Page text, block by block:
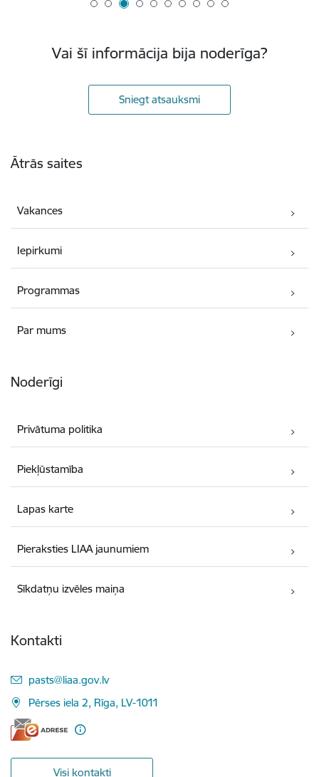
Vai šī informācija bija noderīga?
Sniegt atsauksmi
Ātrās saites
Vakances
Iepirkumi
Programmas
Par mums
Noderīgi
Privātuma politika
Piekļūstamība
Lapas karte
Pieraksties LIAA jaunumiem
Sīkdatņu izvēles maiņa
Kontakti
E-pasts:
pasts@liaa.gov.lv
Pērses iela 2, Rīga, LV-1011
Visi kontakti